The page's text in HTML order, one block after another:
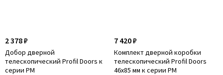
2 378 ₽
Добор дверной
телескопический Profil Doors к
серии PM
7 420 ₽
Комплект дверной коробки
телескопический Profil Doors
46x85 мм к серии PM